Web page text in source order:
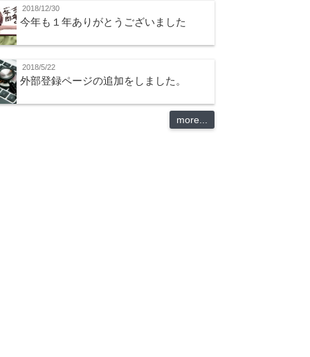
2018/12/30
今年も１年ありがとうございました
2018/5/22
外部登録ページの追加をしました。
more...